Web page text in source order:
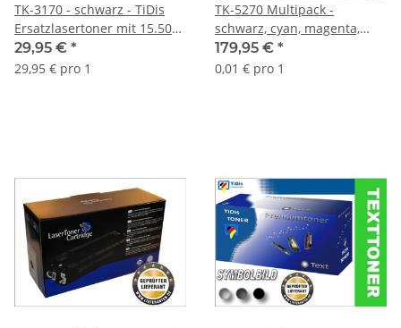
TK-3170 - schwarz - TiDis
Ersatzlasertoner mit 15.500
Seiten Druckleistung -
ersetzt 1T02T80NL0
29,95 € *
29,95 € pro 1
TK-5270 Multipack -
schwarz, cyan, magenta,
yellow - TiDis Text
Ersatzlasertoner mit ca.
179,95 € *
0,01 € pro 1